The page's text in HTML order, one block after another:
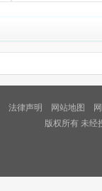
法律声明 网站地图
版权所有 未经